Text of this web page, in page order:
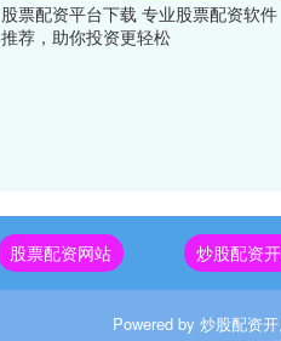
股票配资平台下载 专业股票配资软件
推荐，助你投资更轻松
股票配资网站 炒股配资
Powered by 炒股配资